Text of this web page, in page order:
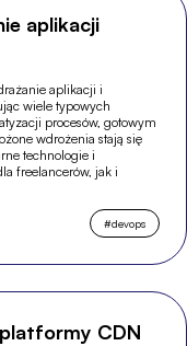
aplikacji
aplikacji i
wiele typowych
procesów, gotowym
wdrożenia stają się
technologie i
freelancerów, jak i
#devops
CDN